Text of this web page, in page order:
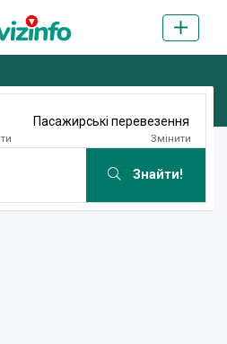
Пасажирські перевезення
Змінити
Знайти!